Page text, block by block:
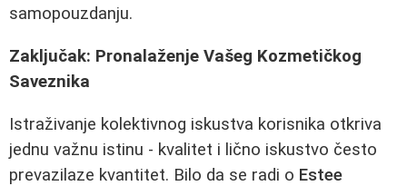
samopouzdanju.
Zaključak: Pronalaženje Vašeg Kozmetičkog
Saveznika
Istraživanje kolektivnog iskustva korisnika otkriva
jednu važnu istinu - kvalitet i lično iskustvo često
prevazilaze kvantitet. Bilo da se radi o Estee